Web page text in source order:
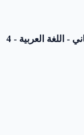
الموضوع رقم 58 - فرض الفصل الثاني - اللغة العربية - 4